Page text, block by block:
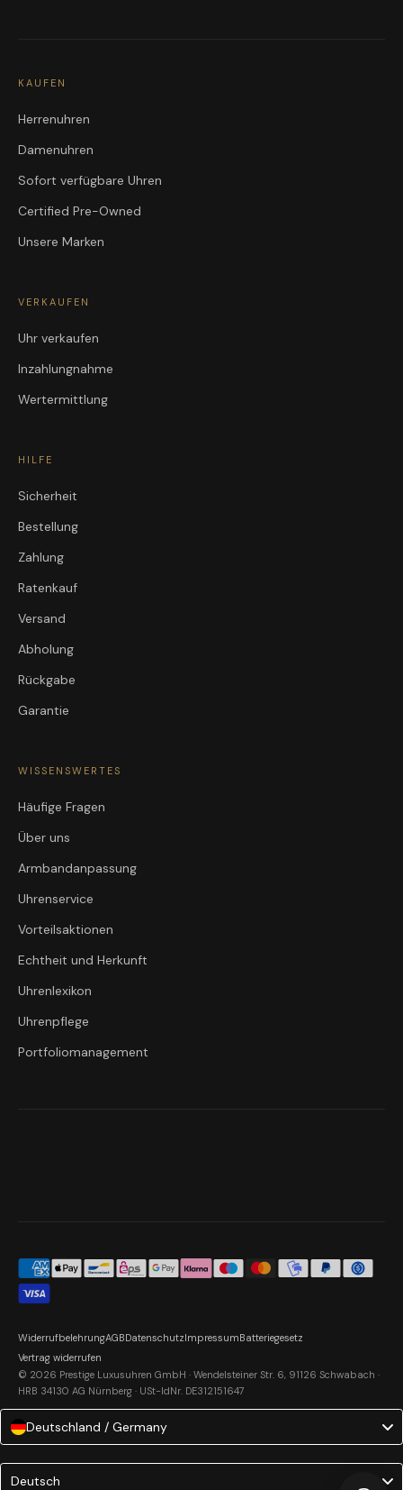
KAUFEN
Herrenuhren
Damenuhren
Sofort verfügbare Uhren
Certified Pre-Owned
Unsere Marken
VERKAUFEN
Uhr verkaufen
Inzahlungnahme
Wertermittlung
HILFE
Sicherheit
Bestellung
Zahlung
Ratenkauf
Versand
Abholung
Rückgabe
Garantie
WISSENSWERTES
Häufige Fragen
Über uns
Armbandanpassung
Uhrenservice
Vorteilsaktionen
Echtheit und Herkunft
Uhrenlexikon
Uhrenpflege
Portfoliomanagement
© 2026 Prestige Luxusuhren GmbH · Wendelsteiner Str. 6, 91126 Schwabach ·
HRB 34130 AG Nürnberg · USt-IdNr. DE312151647
WiderrufbelehrungAGBDatenschutzImpressumBatteriegesetz
Vertrag widerrufen
Deutschland / Germany
Language
Deutsch